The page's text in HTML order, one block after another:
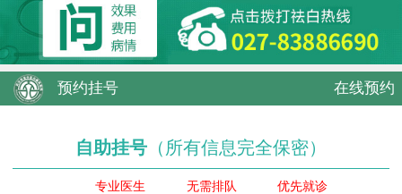
预约挂号 在线预约
自助挂号 （所有信息完全保密）
专业医生 无需排队 优先就诊